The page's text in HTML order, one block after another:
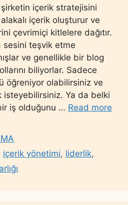
içerik stratejisini
içerik oluşturur ve
çevrimiçi kitlelere dağıtır.
sesini teşvik etme
ve genellikle bir blog
biliyorlar. Sadece
öğreniyor olabilirsiniz ve
Ya da belki
iş olduğunu … Read more
içerik yönetimi, liderlik,